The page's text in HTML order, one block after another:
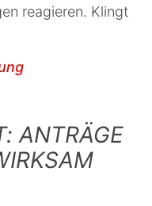
reagieren. Klingt
ANTRÄGE